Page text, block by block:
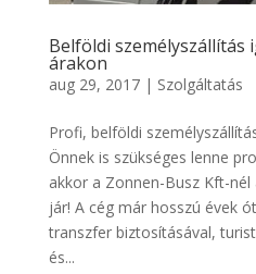
Belföldi személyszállítás
árakon
aug 29, 2017| Szolgáltatás
Profi, belföldi
Önnek is szükséges lenne
akkor a Zonnen-Busz Kft-
jár! A cég már hosszú évek
transzfer biztosításával,
és...